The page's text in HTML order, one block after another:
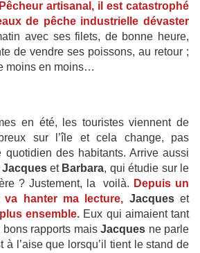
Pêcheur artisanal, il est catastrophé
de pêche industrielle dévaster
avec ses filets, de bonne heure,
de vendre ses poissons, au retour ;
moins en moins…
en été, les touristes viennent de
sur l’île et cela change, pas
des habitants. Arrive aussi
Jacqueset Barbara, qui étudie sur le
? Justement, la voilà. Depuis un
hanter ma lecture, Jacqueset
ensemble. Eux qui aimaient tant
bons rapports maisJacques ne parle
à l’aise que lorsqu’il tient le stand de